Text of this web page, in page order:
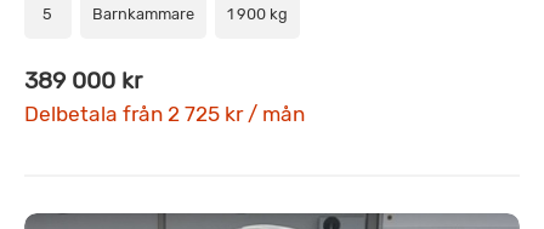
5 Barnkammare 1 900 kg
389 000 kr
Delbetala från 2 725 kr / mån